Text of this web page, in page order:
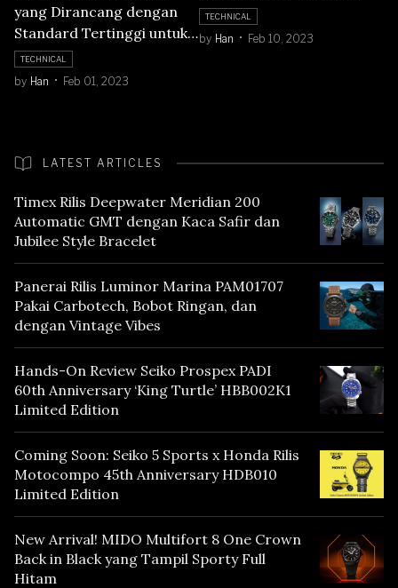
yang Dirancang dengan
Standard Tertinggi untuk
Diver Watch
TECHNICAL
by Han Feb 01, 2023
TECHNICAL
by Han Feb 10, 2023
LATEST ARTICLES
Timex Rilis Deepwater Meridian 200
Automatic GMT dengan Kaca Safir dan
Jubilee Style Bracelet
Panerai Rilis Luminor Marina PAM01707
Pakai Carbotech, Bobot Ringan, dan
dengan Vintage Vibes
Hands-On Review Seiko Prospex PADI
60th Anniversary ‘King Turtle’ HBB002K1
Limited Edition
Coming Soon: Seiko 5 Sports x Honda Rilis
Motocompo 45th Anniversary HDB010
Limited Edition
New Arrival! MIDO Multifort 8 One Crown
Back in Black yang Tampil Sporty Full
Hitam